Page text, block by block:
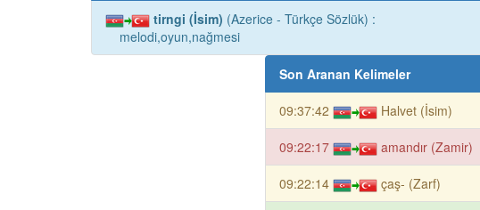
tirngi (İsim) (Azerice - Türkçe Sözlük) :
melodi,oyun,nağmesi
Son Aranan Kelimeler
09:37:42 Halvet (İsim)
09:22:17 amandır (Zamir)
09:22:14 çaş- (Zarf)